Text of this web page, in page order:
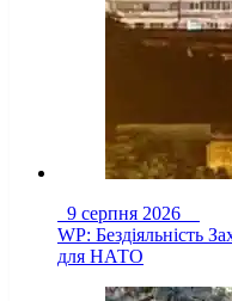
9 серпня 2026
WP: Бездіяльність
для НАТО